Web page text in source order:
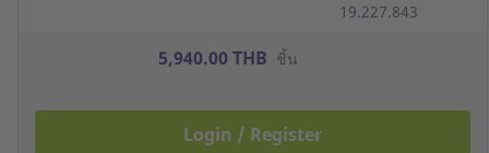
19.227.843
5,940.00 THB ชิ้น
Login / Register